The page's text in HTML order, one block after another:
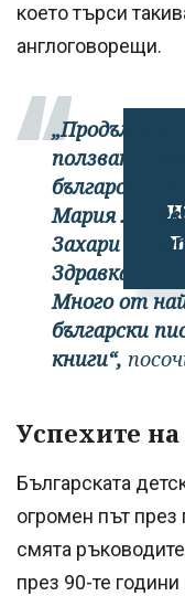
което търси
англоговорещи.
ползват с
Мария
Захари
Здравка
Много от
български
книги“,
Успехите на
Българската
огромен път през
смята
през 90-те